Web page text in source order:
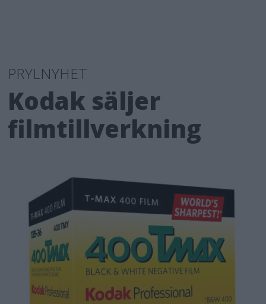
PRYLNYHET
Kodak säljer
filmtillverkning